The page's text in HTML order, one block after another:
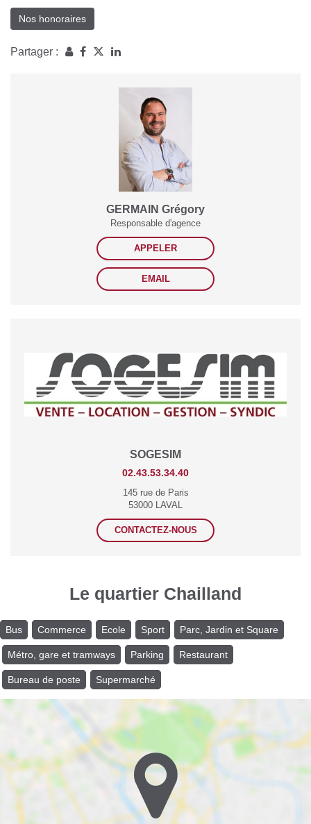
Nos honoraires
Partager :
GERMAIN Grégory
Responsable d'agence
APPELER
EMAIL
SOGESIM
02.43.53.34.40
145 rue de Paris
53000 LAVAL
CONTACTEZ-NOUS
Le quartier Chailland
Bus Commerce Ecole Sport Parc, Jardin et Square
Métro, gare et tramways Parking Restaurant
Bureau de poste Supermarché